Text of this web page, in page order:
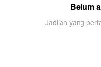
Belum
Jadilah yang